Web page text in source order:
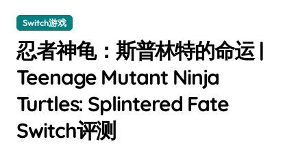
Switch游戏
忍者神龟：斯普林特的命运 |
Teenage Mutant Ninja
Turtles: Splintered Fate
Switch评测